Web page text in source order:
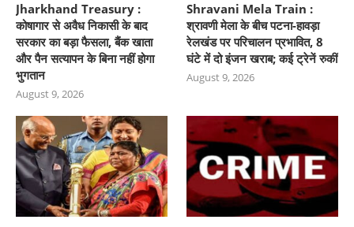
Jharkhand Treasury :
कोषागार से अवैध निकासी के बाद
सरकार का बड़ा फैसला, बैंक खाता
और पैन सत्यापन के बिना नहीं होगा
भुगतान
August 9, 2026
Shravani Mela Train :
श्रावणी मेला के बीच पटना-हावड़ा
रेलखंड पर परिचालन प्रभावित, 8
घंटे में दो इंजन खराब; कई ट्रेनें रुकीं
August 9, 2026